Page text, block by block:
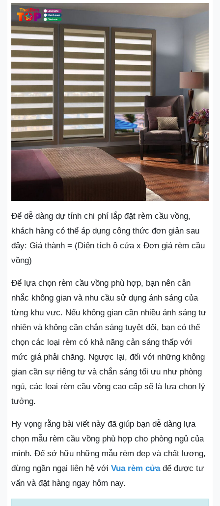
Để dễ dàng dự tính chi phí lắp đặt rèm cầu vồng,
khách hàng có thể áp dụng công thức đơn giản sau
đây: Giá thành = (Diện tích ô cửa x Đơn giá rèm cầu
vồng)
Để lựa chọn rèm cầu vồng phù hợp, bạn nên cân
nhắc không gian và nhu cầu sử dụng ánh sáng của
từng khu vực. Nếu không gian cần nhiều ánh sáng tự
nhiên và không cần chắn sáng tuyệt đối, bạn có thể
chọn các loại rèm có khả năng cản sáng thấp với
mức giá phải chăng. Ngược lại, đối với những không
gian cần sự riêng tư và chắn sáng tối ưu như phòng
ngủ, các loại rèm cầu vồng cao cấp sẽ là lựa chọn lý
tưởng.
Hy vọng rằng bài viết này đã giúp bạn dễ dàng lựa
chọn mẫu rèm cầu vồng phù hợp cho phòng ngủ của
mình. Để sở hữu những mẫu rèm đẹp và chất lượng,
đừng ngần ngại liên hệ với Vua rèm cửađể được tư
vấn và đặt hàng ngay hôm nay.